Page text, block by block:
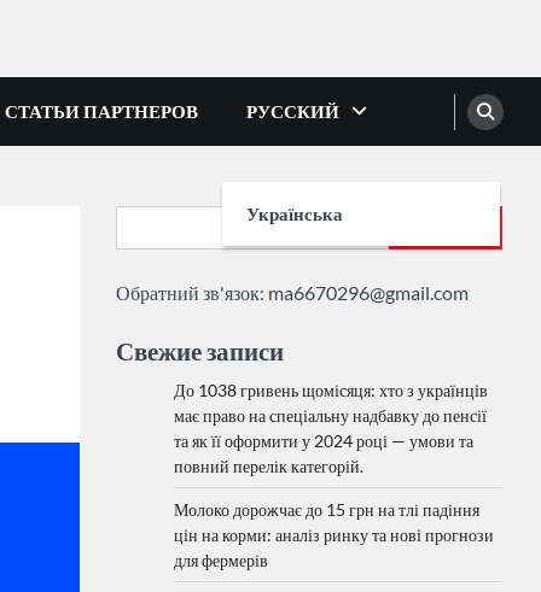
СТАТЬИ ПАРТНЕРОВ РУССКИЙ
Українська
Обратний зв'язок: ma6670296@gmail.com
Свежие записи
До 1038 гривень щомісяця: хто з українців
має право на спеціальну надбавку до пенсії
та як її оформити у 2024 році — умови та
повний перелік категорій.
Молоко дорожчає до 15 грн на тлі падіння
цін на корми: аналіз ринку та нові прогнози
для фермерів